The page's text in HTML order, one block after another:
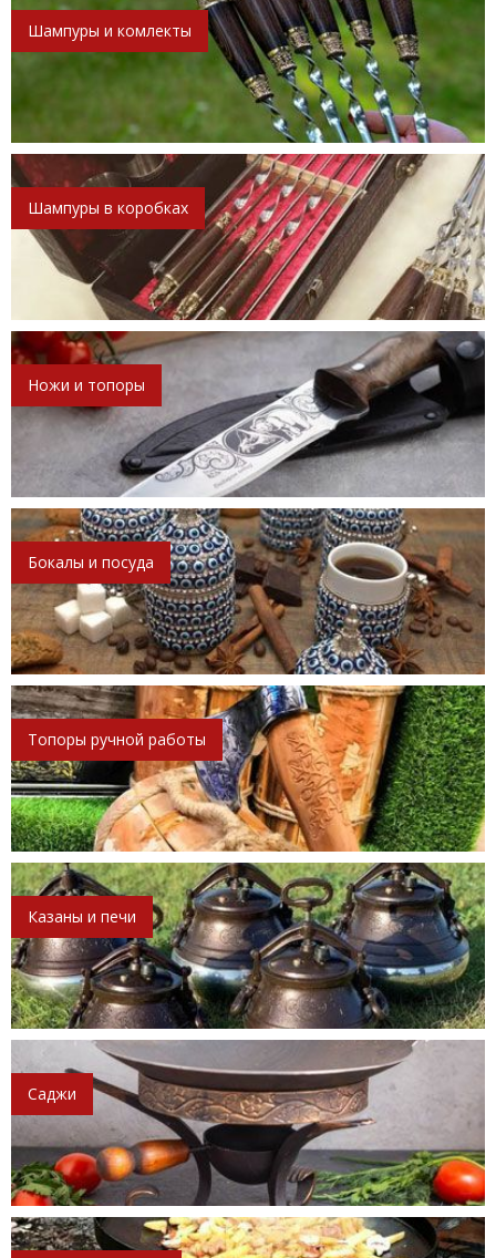
Шампуры и комлекты
Шампуры в коробках
Ножи и топоры
Бокалы и посуда
Топоры ручной работы
Казаны и печи
Саджи